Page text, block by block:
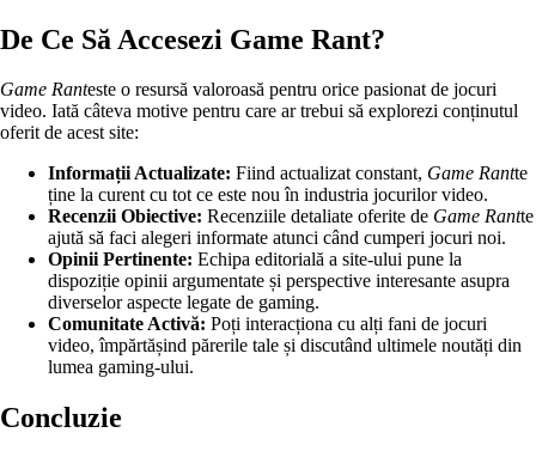
De Ce Să Accesezi Game Rant?
Game Ranteste o resursă valoroasă pentru orice pasionat de jocuri
video. Iată câteva motive pentru care ar trebui să explorezi conținutul
oferit de acest site:
Informații Actualizate: Fiind actualizat constant, Game Rantte
ține la curent cu tot ce este nou în industria jocurilor video.
Recenzii Obiective: Recenziile detaliate oferite de Game Rantte
ajută să faci alegeri informate atunci când cumperi jocuri noi.
Opinii Pertinente: Echipa editorială a site-ului pune la
dispoziție opinii argumentate și perspective interesante asupra
diverselor aspecte legate de gaming.
Comunitate Activă: Poți interacționa cu alți fani de jocuri
video, împărtășind părerile tale și discutând ultimele noutăți din
lumea gaming-ului.
Concluzie